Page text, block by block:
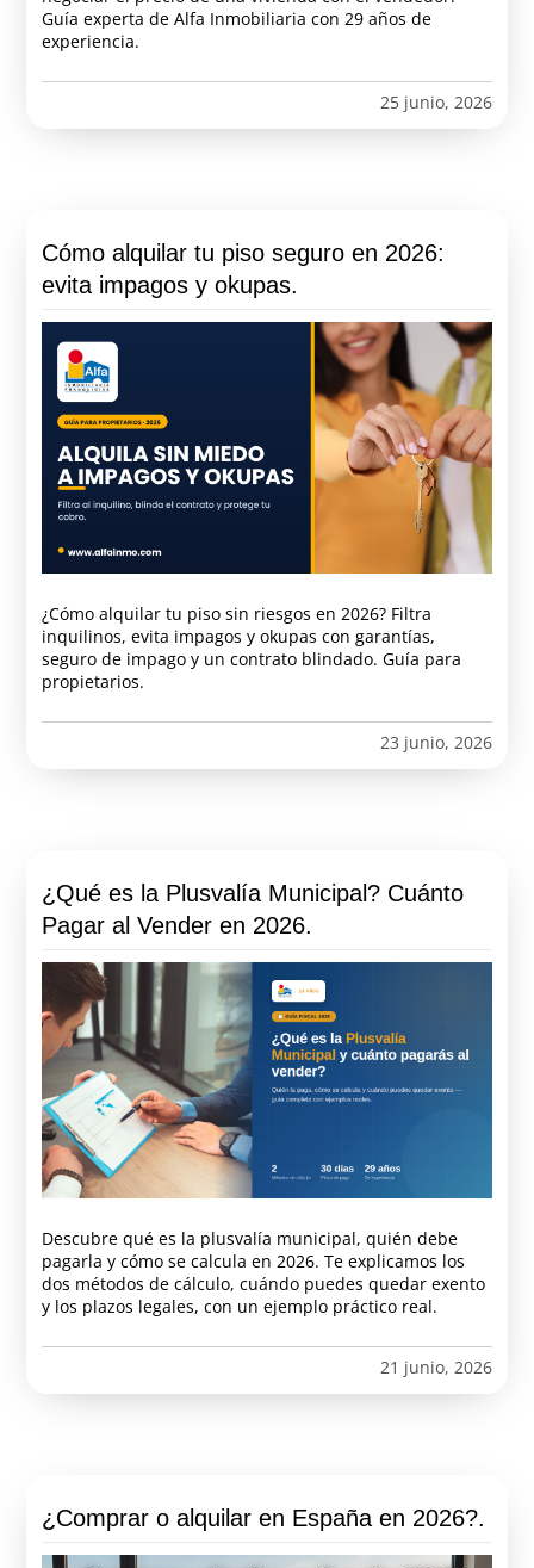
Guía experta de Alfa Inmobiliaria con 29 años de
experiencia.
25 junio, 2026
Cómo alquilar tu piso seguro en 2026:
evita impagos y okupas.
¿Cómo alquilar tu piso sin riesgos en 2026? Filtra
inquilinos, evita impagos y okupas con garantías,
seguro de impago y un contrato blindado. Guía para
propietarios.
23 junio, 2026
¿Qué es la Plusvalía Municipal? Cuánto
Pagar al Vender en 2026.
Descubre qué es la plusvalía municipal, quién debe
pagarla y cómo se calcula en 2026. Te explicamos los
dos métodos de cálculo, cuándo puedes quedar exento
y los plazos legales, con un ejemplo práctico real.
21 junio, 2026
¿Comprar o alquilar en España en 2026?.